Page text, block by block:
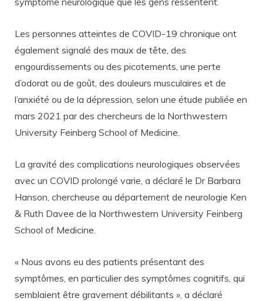
Les personnes atteintes de COVID-19 chronique ont
également signalé des maux de tête, des
engourdissements ou des picotements, une perte
d’odorat ou de goût, des douleurs musculaires et de
l’anxiété ou de la dépression, selon une étude publiée en
mars 2021 par des chercheurs de la Northwestern
University Feinberg School of Medicine.
La gravité des complications neurologiques observées
avec un COVID prolongé varie, a déclaré le Dr Barbara
Hanson, chercheuse au département de neurologie Ken
& Ruth Davee de la Northwestern University Feinberg
School of Medicine.
« Nous avons eu des patients présentant des
symptômes, en particulier des symptômes cognitifs, qui
semblaient être gravement débilitants », a déclaré